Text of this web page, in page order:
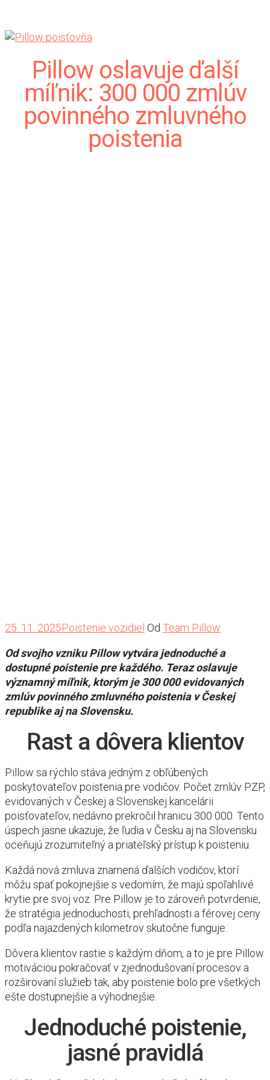
Pillow oslavuje ďalší
míľnik: 300 000 zmlúv
povinného zmluvného
poistenia
25. 11. 2025Poistenie vozidiel Od Team Pillow
Od svojho vzniku Pillow vytvára jednoduché a
dostupné poistenie pre každého. Teraz oslavuje
významný míľnik, ktorým je 300 000 evidovaných
zmlúv povinného zmluvného poistenia v Českej
republike aj na Slovensku.
Rast a dôvera klientov
Pillow sa rýchlo stáva jedným z obľúbených
poskytovateľov poistenia pre vodičov. Počet zmlúv PZP,
evidovaných v Českej a Slovenskej kancelárii
poisťovateľov, nedávno prekročil hranicu 300 000. Tento
úspech jasne ukazuje, že ľudia v Česku aj na Slovensku
oceňujú zrozumiteľný a priateľský prístup k poisteniu.
Každá nová zmluva znamená ďalších vodičov, ktorí
môžu spať pokojnejšie s vedomím, že majú spoľahlivé
krytie pre svoj voz. Pre Pillow je to zároveň potvrdenie,
že stratégia jednoduchosti, prehľadnosti a férovej ceny
podľa najazdených kilometrov skutočne funguje.
Dôvera klientov rastie s každým dňom, a to je pre Pillow
motiváciou pokračovať v zjednodušovaní procesov a
rozširovaní služieb tak, aby poistenie bolo pre všetkých
ešte dostupnejšie a výhodnejšie.
Jednoduché poistenie,
jasné pravidlá